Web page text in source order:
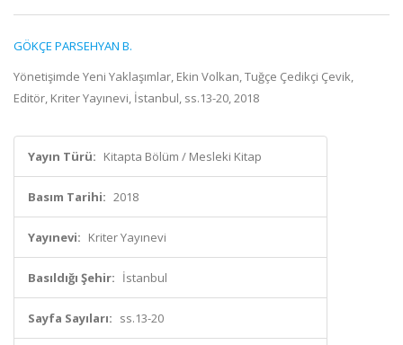
GÖKÇE PARSEHYAN B.
Yönetişimde Yeni Yaklaşımlar, Ekin Volkan, Tuğçe Çedikçi Çevik,
Editör, Kriter Yayınevi, İstanbul, ss.13-20, 2018
Yayın Türü: Kitapta Bölüm / Mesleki Kitap
Basım Tarihi: 2018
Yayınevi: Kriter Yayınevi
Basıldığı Şehir: İstanbul
Sayfa Sayıları: ss.13-20